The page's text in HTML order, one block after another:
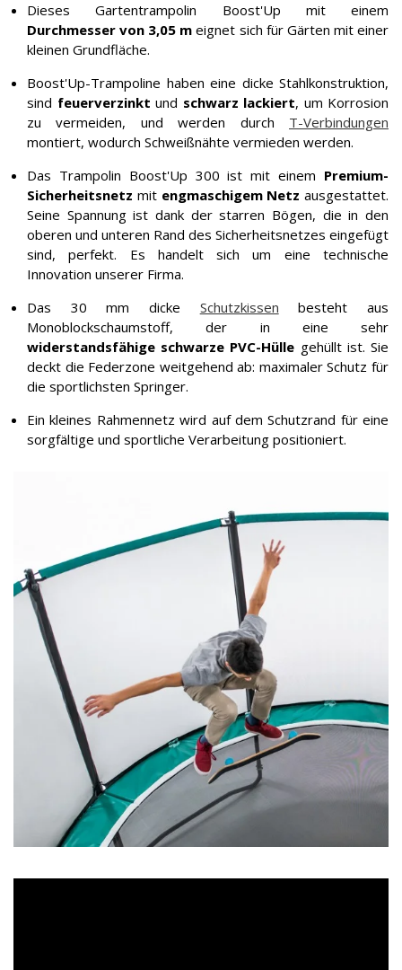
Dieses Gartentrampolin Boost'Up mit einem
Durchmesser von 3,05 m eignet sich für Gärten mit einer
kleinen Grundfläche.
Boost'Up-Trampoline haben eine dicke Stahlkonstruktion,
sind feuerverzinkt und schwarz lackiert, um Korrosion
zu vermeiden, und werden durch T-Verbindungen
montiert, wodurch Schweißnähte vermieden werden.
Das Trampolin Boost'Up 300 ist mit einem Premium-
Sicherheitsnetz mit engmaschigem Netz ausgestattet.
Seine Spannung ist dank der starren Bögen, die in den
oberen und unteren Rand des Sicherheitsnetzes eingefügt
sind, perfekt. Es handelt sich um eine technische
Innovation unserer Firma.
Das 30 mm dicke Schutzkissen besteht aus
Monoblockschaumstoff, der in eine sehr
widerstandsfähige schwarze PVC-Hülle gehüllt ist. Sie
deckt die Federzone weitgehend ab: maximaler Schutz für
die sportlichsten Springer.
Ein kleines Rahmennetz wird auf dem Schutzrand für eine
sorgfältige und sportliche Verarbeitung positioniert.